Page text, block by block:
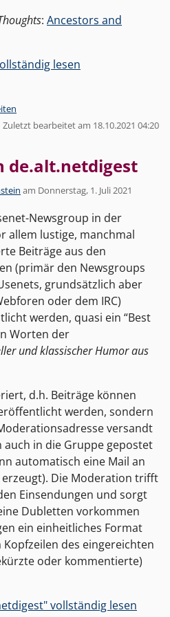
: Ancestors and
lesen
Zuletzt bearbeitet am 18.10.2021 04:20
de.alt.netdigest
am Donnerstag, 1. Juli 2021
Newsgroup in der
allem lustige, manchmal
Beiträge aus den
(primär den Newsgroups
grundsätzlich aber
oder dem IRC)
werden, quasi ein “Best
Worten der
und klassischer Humor aus
d.h. Beiträge können
werden, sondern
versandt
in die Gruppe gepostet
automatisch eine Mail an
Die Moderation trifft
Einsendungen und sorgt
Dubletten vorkommen
ein einheitliches Format
des eingereichten
oder kommentierte)
vollständig lesen